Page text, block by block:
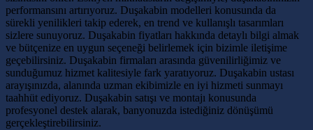
performansını artırıyoruz. Duşakabin modelleri konusunda da
sürekli yenilikleri takip ederek, en trend ve kullanışlı tasarımları
sizlere sunuyoruz. Duşakabin fiyatları hakkında detaylı bilgi almak
ve bütçenize en uygun seçeneği belirlemek için bizimle iletişime
geçebilirsiniz. Duşakabin firmaları arasında güvenilirliğimiz ve
sunduğumuz hizmet kalitesiyle fark yaratıyoruz. Duşakabin ustası
arayışınızda, alanında uzman ekibimizle en iyi hizmeti sunmayı
taahhüt ediyoruz. Duşakabin satışı ve montajı konusunda
profesyonel destek alarak, banyonuzda istediğiniz dönüşümü
gerçekleştirebilirsiniz.